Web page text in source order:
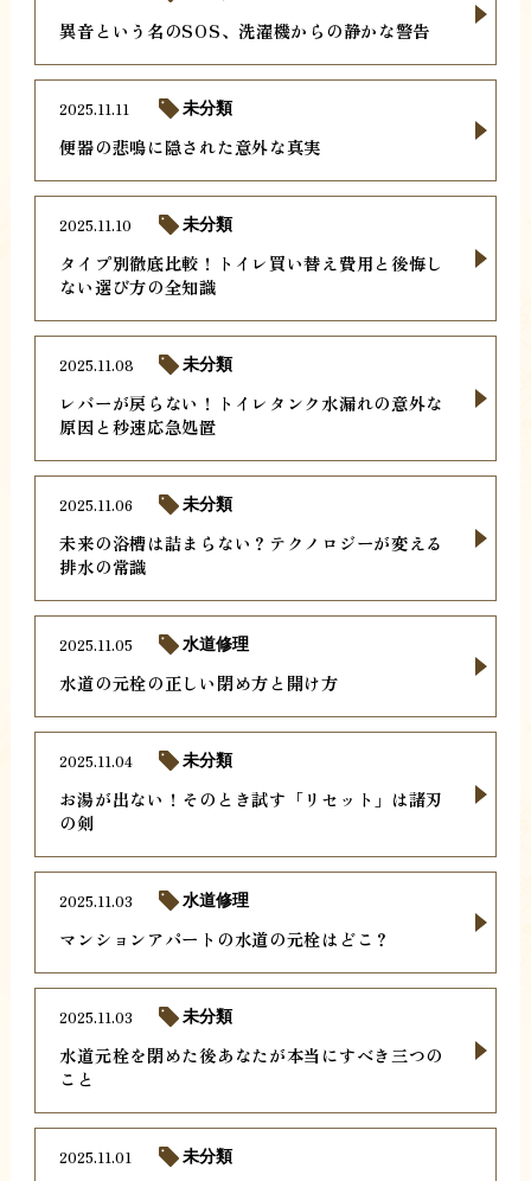
異音という名のSOS、洗濯機からの静かな警告
便器の悲鳴に隠された意外な真実
2025.11.11 未分類
タイプ別徹底比較！トイレ買い替え費用と後悔し
ない選び方の全知識
2025.11.10 未分類
レバーが戻らない！トイレタンク水漏れの意外な
原因と秒速応急処置
2025.11.08 未分類
未来の浴槽は詰まらない？テクノロジーが変える
排水の常識
2025.11.06 未分類
水道の元栓の正しい閉め方と開け方
2025.11.05 水道修理
お湯が出ない！そのとき試す「リセット」は諸刃
の剣
2025.11.04 未分類
マンションアパートの水道の元栓はどこ？
2025.11.03 水道修理
水道元栓を閉めた後あなたが本当にすべき三つの
こと
2025.11.03 未分類
2025.11.01 未分類